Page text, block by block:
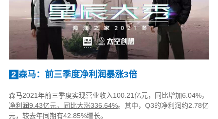
2 森马：前三季度净利润暴涨3倍
森马2021年前三季度实现营业收入100.21亿元，同比增加6.04%，
净利润9.43亿元，同比大涨336.64%。其中，Q3的净利润约2.78亿
元，较去年同期有42.85%增长。